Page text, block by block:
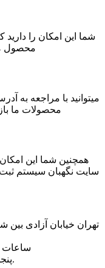
شما این امکان را
محصول
میتوانید با مراجعه
محصولات ما
همچنین شما این
سایت نگهبان سیستم
تهران خیابان آزادی
پنجشنبه ها و ایام تعطیل شرکت تعطیل است.